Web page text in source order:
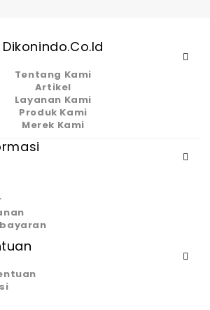
Dikonindo.co.id
Tentang Kami
Artikel
Layanan Kami
Produk Kami
Merek Kami